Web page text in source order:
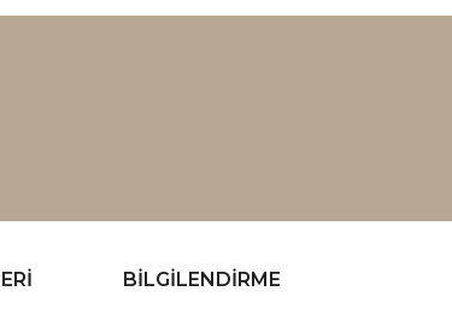
BİLGİLENDİRME